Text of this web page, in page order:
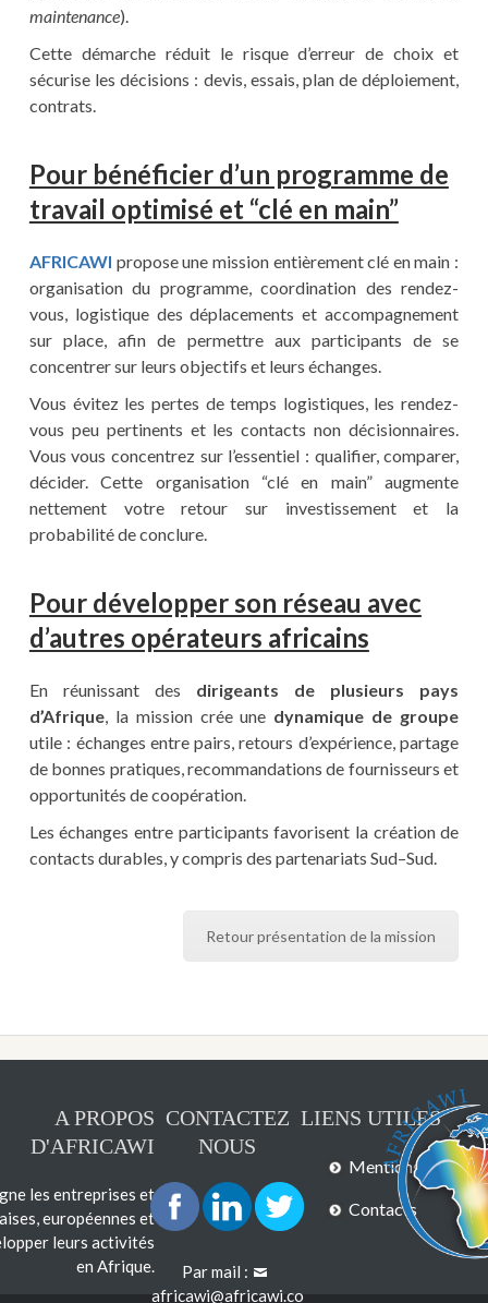
maintenance).
Cette démarche réduit le risque d’erreur de choix et
sécurise les décisions : devis, essais, plan de déploiement,
contrats.
Pour bénéficier d’un programme de
travail optimisé et “clé en main”
AFRICAWI propose une mission entièrement clé en main :
organisation du programme, coordination des rendez-
vous, logistique des déplacements et accompagnement
sur place, afin de permettre aux participants de se
concentrer sur leurs objectifs et leurs échanges.
Vous évitez les pertes de temps logistiques, les rendez-
vous peu pertinents et les contacts non décisionnaires.
Vous vous concentrez sur l’essentiel : qualifier, comparer,
décider. Cette organisation “clé en main” augmente
nettement votre retour sur investissement et la
probabilité de conclure.
Pour développer son réseau avec
d’autres opérateurs africains
En réunissant des dirigeants de plusieurs pays
d’Afrique, la mission crée une dynamique de groupe
utile : échanges entre pairs, retours d’expérience, partage
de bonnes pratiques, recommandations de fournisseurs et
opportunités de coopération.
Les échanges entre participants favorisent la création de
contacts durables, y compris des partenariats Sud–Sud.
Retour présentation de la mission
A PROPOS
D'AFRICAWI
les entreprises et
européennes et
leurs activités
en Afrique.
CONTACTEZ
NOUS
Par mail :
africawi@africawi.co
LIENS UTILES
Mentions légales
Contacts